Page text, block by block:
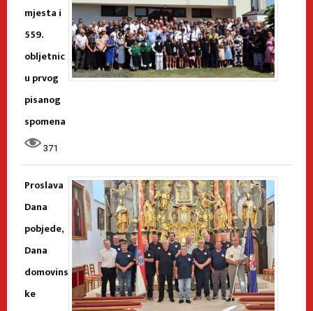
mjesta i
559.
obljetnic
u prvog
pisanog
spomena
371
Proslava
Dana
pobjede,
Dana
domovins
ke